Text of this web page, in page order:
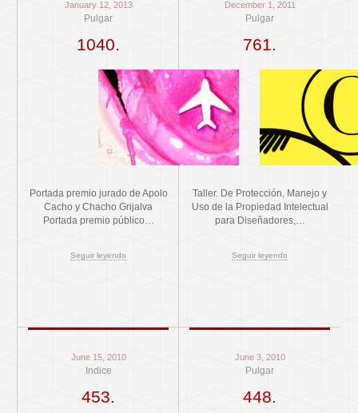
January 12, 2013
Pulgar
1040.
Portada premio jurado de Apolo
Cacho y Chacho Grijalva
Portada premio público…
Seguir leyendo
December 1, 2011
Pulgar
761.
Taller. De Protección, Manejo y
Uso de la Propiedad Intelectual
para Diseñadores,…
Seguir leyendo
June 15, 2010
Indice
453.
June 3, 2010
Pulgar
448.